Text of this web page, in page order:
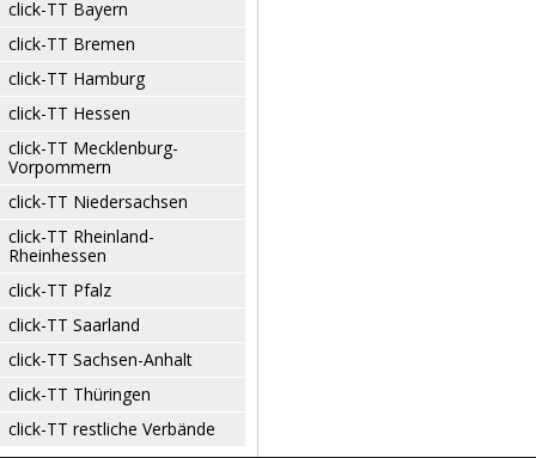
click-TT Bayern
click-TT Bremen
click-TT Hamburg
click-TT Hessen
click-TT Mecklenburg-
Vorpommern
click-TT Niedersachsen
click-TT Rheinland-
Rheinhessen
click-TT Pfalz
click-TT Saarland
click-TT Sachsen-Anhalt
click-TT Thüringen
click-TT restliche Verbände